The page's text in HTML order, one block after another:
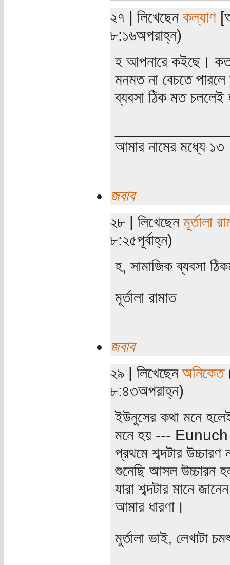
২৭ | লিখেছেন কল্যাণ
৮:১৬অপরাহ্ন)
হ আপনারে কইছে। কত
মনমত না বেচতে
ব্যবসা ঠিক মত
আমার নামের মধ্যে ১৩
জবাব
২৮ | লিখেছেন মূর্তালা
৮:২৫পূর্বাহ্ন)
হ, সামাজিক ব্যবসা
মূর্তালা রামাত
জবাব
২৯ | লিখেছেন অনিকেত
৮:৪৩অপরাহ্ন)
ইউনুসের কথা মনে
মনে হয় --- Eunuch
প্রথমে শব্দটার
শুনেছি আসল উচ্চারন
যারা শব্দটার মানে
আমার ধারণা।
মুর্তালা ভাই, লেখাটা